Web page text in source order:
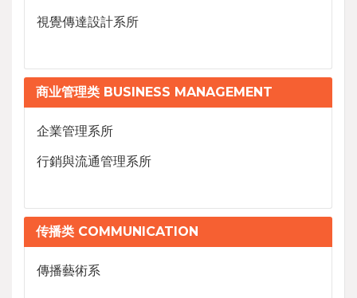
視覺傳達設計系所
商业管理类 BUSINESS MANAGEMENT
企業管理系所
行銷與流通管理系所
传播类 COMMUNICATION
傳播藝術系